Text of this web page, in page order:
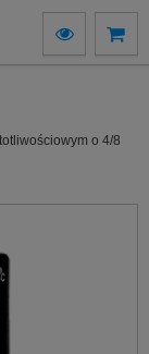
o 4/8